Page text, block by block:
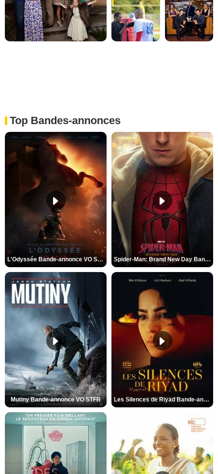
Top Bandes-annonces
L'Odyssée Bande-annonce VO STFR Spider-Man: Brand New Day Bande-annonce VO STFR
Mutiny Bande-annonce VO STFR Les Silences de Riyad Bande-annonce VO STFR